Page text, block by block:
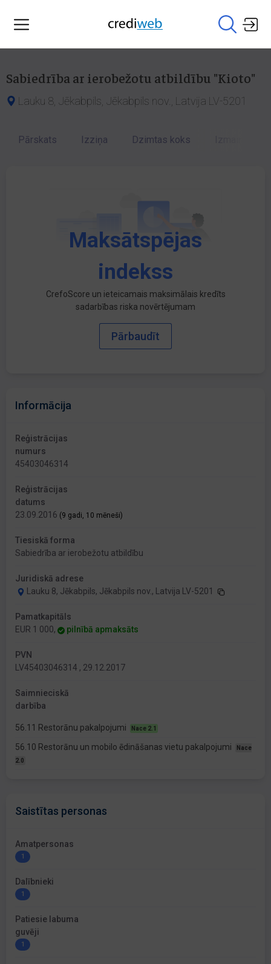
Sabiedrība ar ierobežotu atbildību "Kioto"
Lauku 8, Jēkabpils, Jēkabpils nov., Latvija LV-5201
Pārskats Izziņa Dzimtas koks
Maksātspējas
indekss
CrefoScore un ieteicamais maksimālais kredīts
sadarbības riska novērtējumam
Pārbaudīt
Informācija
Reģistrācijas
numurs
45403046314
Reģistrācijas
datums
23.09.2016 (9 gadi, 10 mēneši)
Tiesiskā forma
Sabiedrība ar ierobežotu atbildību
Juridiskā adrese
Lauku 8, Jēkabpils, Jēkabpils nov., Latvija LV-5201
Pamatkapitāls
EUR 1 000,
pilnībā apmaksāts
PVN
LV45403046314 , 29.12.2017
Saimnieciskā
darbība
56.11 Restorānu pakalpojumi Nace 2.1
56.10 Restorānu un mobilo ēdināšanas vietu pakalpojumi
Nace
2.0
Saistītas personas
Amatpersonas
1
Dalībnieki
1
Patiesie labuma
guvēji
1